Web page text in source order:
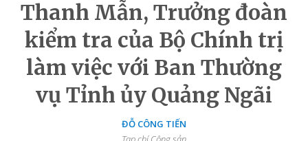
Thanh Mẫn, Trưởng đoàn
kiểm tra của Bộ Chính trị
làm việc với Ban Thường
vụ Tỉnh ủy Quảng Ngãi
ĐỖ CÔNG TIẾN